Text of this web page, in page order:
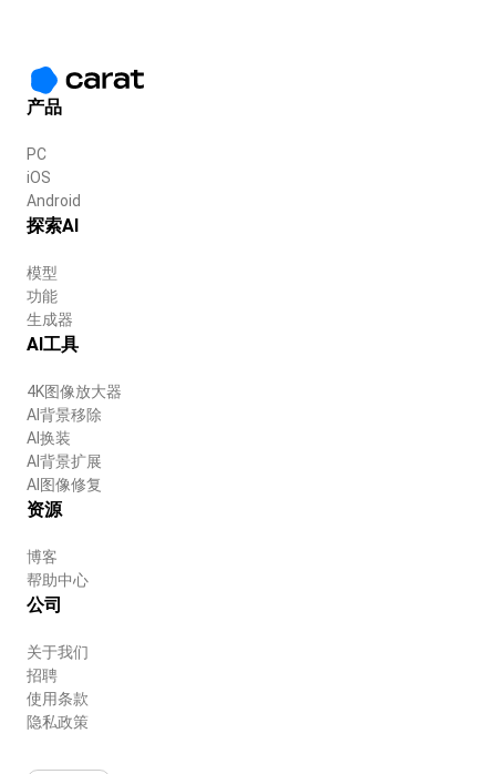
产品
PC
iOS
Android
探索AI
模型
功能
生成器
AI工具
4K图像放大器
AI背景移除
AI换装
AI背景扩展
AI图像修复
资源
博客
帮助中心
公司
关于我们
招聘
使用条款
隐私政策